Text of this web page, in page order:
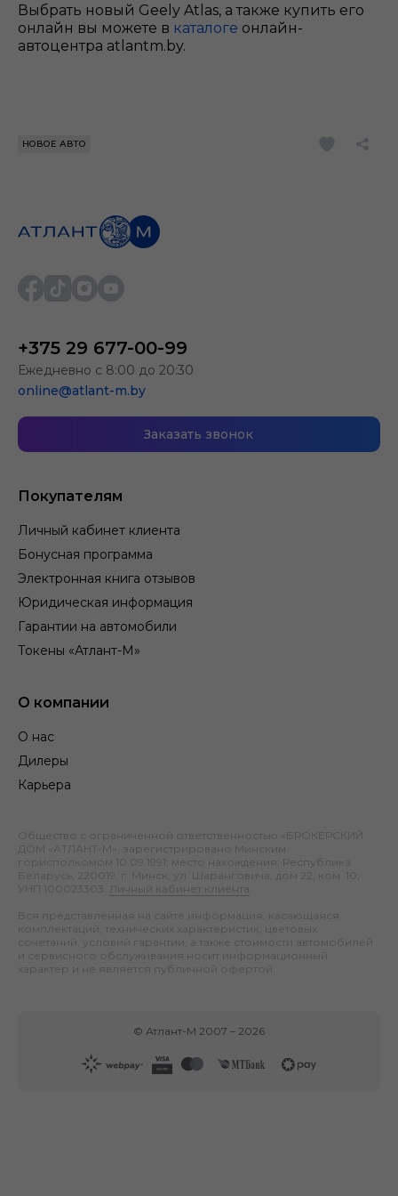
Выбрать новый Geely Atlas, а также купить его
онлайн вы можете в каталоге онлайн-
автоцентра atlantm.by.
НОВОЕ АВТО
Покупателям
Личный кабинет клиента
Бонусная программа
Электронная книга отзывов
Юридическая информация
Гарантии на автомобили
Токены «Атлант-М»
О компании
О нас
Дилеры
Карьера
+375 29 677-00-99
Ежедневно с 8:00 до 20:30
online@atlant-m.by
Заказать звонок
Общество с ограниченной ответственностью «БРОКЕРСКИЙ
ДОМ «АТЛАНТ-М», зарегистрировано Минским
горисполкомом 10.09.1991; место нахождения: Республика
Беларусь, 220019, г. Минск, ул. Шаранговича, дом 22, ком. 10;
УНП 100023303.
Личный кабинет клиента
Вся представленная на сайте информация, касающаяся
комплектаций, технических характеристик, цветовых
сочетаний, условий гарантии, а также стоимости автомобилей
и сервисного обслуживания носит информационный
характер и не является публичной офертой.
© Атлант-М 2007 – 2026